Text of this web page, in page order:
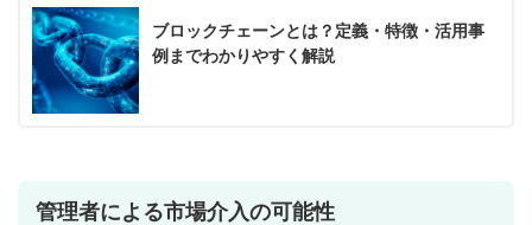
ブロックチェーンとは？定義・特徴・活用事
例までわかりやすく解説
管理者による市場介入の可能性